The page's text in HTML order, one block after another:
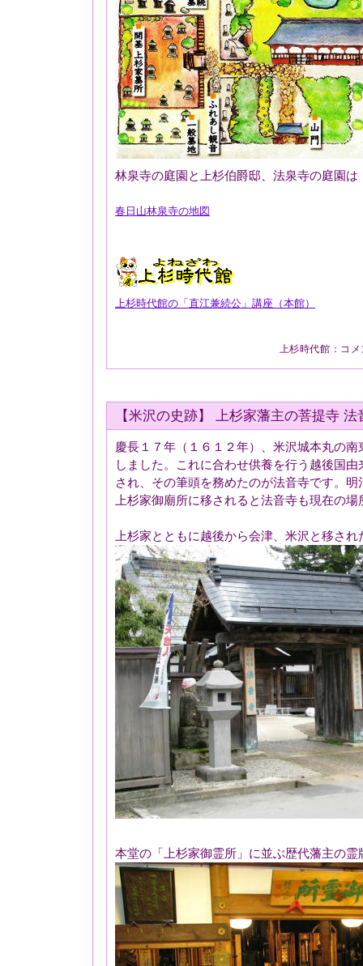
林泉寺の庭園と上杉伯爵邸、法泉寺の庭園
春日山林泉寺の地図
上杉時代館の「直江兼続公」講座（本館）
上杉時代館 ： コ
【米沢の史跡】 上杉家藩主の菩提寺 法
慶長１７年（１６１２年）、米沢城本丸の
しました。これに合わせ供養を行う越後国
され、その筆頭を務めたのが法音寺です。
上杉家御廟所に移されると法音寺も現在の
上杉家とともに越後から会津、米沢と移され
本堂の「上杉家御霊所」に並ぶ歴代藩主の霊